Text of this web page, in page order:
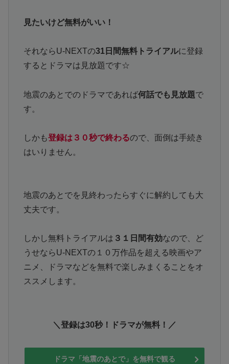
見たいけど無料がいい！
それならU-NEXTの31日間無料トライアルに登録
するとドラマは見放題です☆
地震のあとでのドラマであれば何話でも見放題で
す。
しかも登録は３０秒で終わるので、面倒は手続き
はいりません。
地震のあとでを見終わったらすぐに解約しても大
丈夫です。
しかし無料トライアルは ３１日間有効なので、ど
うせならU-NEXTの１０万作品を超える映画やア
ニメ、ドラマなどを無料で楽しみまくることをオ
ススメします。
＼登録は30秒！ドラマが無料！／
ドラマ「地震のあとで」を無料で観る